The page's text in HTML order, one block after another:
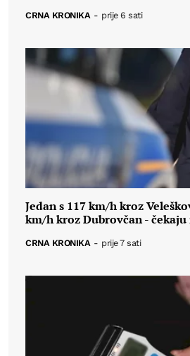
CRNA KRONIKA - prije 6 sati
Jedan s 117 km/h kroz
km/h kroz Dubrovčan -
CRNA KRONIKA - prije 7 sati